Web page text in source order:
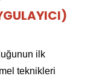
ilk
teknikleri